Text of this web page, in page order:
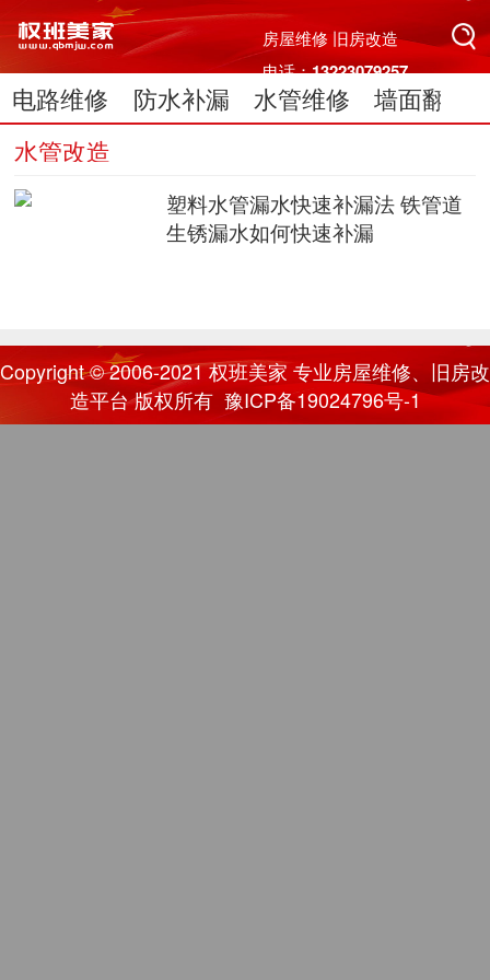
搜索
搜索
房屋维修 旧房改造
电话：13223079257
电路维修 防水补漏 水管维修
墙面翻新
电脑维修
水管改造
塑料水管漏水快速补漏法 铁管道
生锈漏水如何快速补漏
Copyright © 2006-2021权班美家专业房屋维修、旧房改
造平台 版权所有 豫ICP备19024796号-1